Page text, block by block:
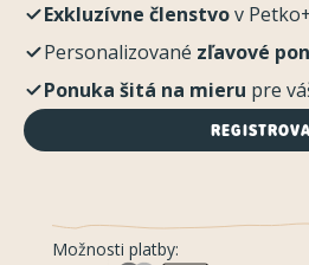
Exkluzívne členstvov
Personalizované zľavové
Ponuka šitá na mieru pre
Možnosti platby: